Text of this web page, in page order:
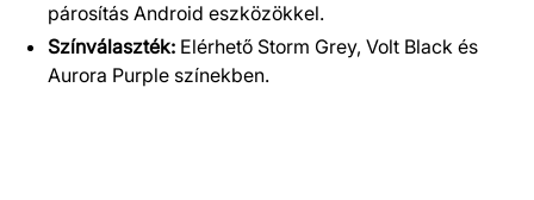
párosítás Android eszközökkel.
Színválaszték: Elérhető Storm Grey, Volt Black és
Aurora Purple színekben.